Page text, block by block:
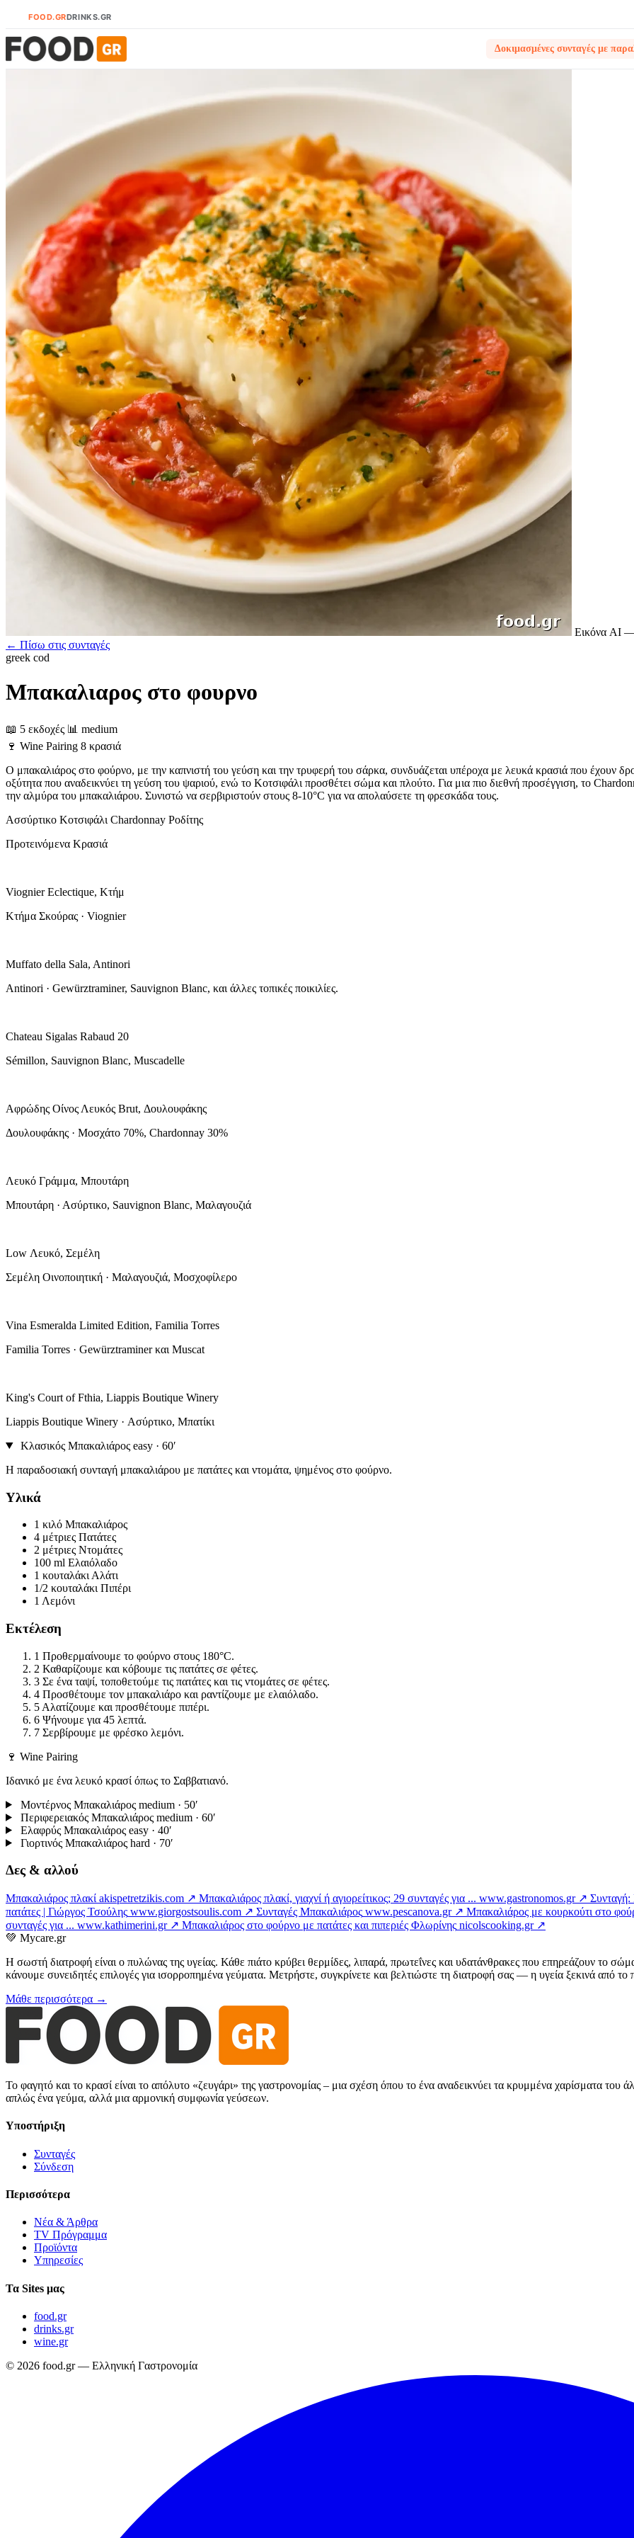
FOOD.GRDRINKS.GR
Δοκιμασμένες συνταγές με
Εικόνα AI —
← Πίσω στις συνταγές
greek cod
Μπακαλιαρος στο φουρνο
📖 5 εκδοχές 📊 medium
🍷 Wine Pairing 8 κρασιά
Ο μπακαλιάρος στο φούρνο, με την καπνιστή του γεύση και την τρυφερή του σάρκα, συνδυάζεται υπέροχα με λευκά κρασιά που έχουν
οξύτητα που αναδεικνύει τη γεύση του ψαριού, ενώ το Κοτσιφάλι προσθέτει σώμα και πλούτο. Για μια πιο διεθνή προσέγγιση, το
την αλμύρα του μπακαλιάρου. Συνιστώ να σερβιριστούν στους 8-10°C για να απολαύσετε τη φρεσκάδα τους.
Ασσύρτικο Κοτσιφάλι Chardonnay Ροδίτης
Προτεινόμενα Κρασιά
Viognier Eclectique, Κτήμ
Κτήμα Σκούρας · Viognier
Muffato della Sala, Antinori
Antinori · Gewürztraminer, Sauvignon Blanc, και άλλες τοπικές ποικιλίες.
Chateau Sigalas Rabaud 20
Sémillon, Sauvignon Blanc, Muscadelle
Αφρώδης Οίνος Λευκός Brut, Δουλουφάκης
Δουλουφάκης · Μοσχάτο 70%, Chardonnay 30%
Λευκό Γράμμα, Μπουτάρη
Μπουτάρη · Ασύρτικο, Sauvignon Blanc, Μαλαγουζιά
Low Λευκό, Σεμέλη
Σεμέλη Οινοποιητική · Μαλαγουζιά, Μοσχοφίλερο
Vina Esmeralda Limited Edition, Familia Torres
Familia Torres · Gewürztraminer και Muscat
King's Court of Fthia, Liappis Boutique Winery
Liappis Boutique Winery · Ασύρτικο, Μπατίκι
Κλασικός Μπακαλιάρος easy · 60′
Η παραδοσιακή συνταγή μπακαλιάρου με πατάτες και ντομάτα, ψημένος στο φούρνο.
Υλικά
1 κιλό Μπακαλιάρος
4 μέτριες Πατάτες
2 μέτριες Ντομάτες
100 ml Ελαιόλαδο
1 κουταλάκι Αλάτι
1/2 κουταλάκι Πιπέρι
1 Λεμόνι
Εκτέλεση
1 Προθερμαίνουμε το φούρνο στους 180°C.
2 Καθαρίζουμε και κόβουμε τις πατάτες σε φέτες.
3 Σε ένα ταψί, τοποθετούμε τις πατάτες και τις ντομάτες σε φέτες.
4 Προσθέτουμε τον μπακαλιάρο και ραντίζουμε με ελαιόλαδο.
5 Αλατίζουμε και προσθέτουμε πιπέρι.
6 Ψήνουμε για 45 λεπτά.
7 Σερβίρουμε με φρέσκο λεμόνι.
🍷 Wine Pairing
Ιδανικό με ένα λευκό κρασί όπως το Σαββατιανό.
Μοντέρνος Μπακαλιάρος medium · 50′
Περιφερειακός Μπακαλιάρος medium · 60′
Ελαφρύς Μπακαλιάρος easy · 40′
Γιορτινός Μπακαλιάρος hard · 70′
Δες & αλλού
Μπακαλιάρος πλακί akispetretzikis.com ↗ Μπακαλιάρος πλακί, γιαχνί ή αγιορείτικος; 29 συνταγές για ... www.gastronomos.gr ↗ Συνταγή:
πατάτες | Γιώργος Τσούλης www.giorgostsoulis.com ↗ Συνταγές Μπακαλιάρος www.pescanova.gr ↗ Μπακαλιάρος με κουρκούτι στο
συνταγές για ... www.kathimerini.gr ↗ Μπακαλιάρος στο φούρνο με πατάτες και πιπεριές Φλωρίνης nicolscooking.gr ↗
💚 Mycare.gr
Η σωστή διατροφή είναι ο πυλώνας της υγείας. Κάθε πιάτο κρύβει θερμίδες, λιπαρά, πρωτεΐνες και υδατάνθρακες που επηρεάζουν το
κάνουμε συνειδητές επιλογές για ισορροπημένα γεύματα. Μετρήστε, συγκρίνετε και βελτιώστε τη διατροφή σας — η υγεία ξεκινά από το
Μάθε περισσότερα →
Το φαγητό και το κρασί είναι το απόλυτο «ζευγάρι» της γαστρονομίας – μια σχέση όπου το ένα αναδεικνύει τα κρυμμένα χαρίσματα
απλώς ένα γεύμα, αλλά μια αρμονική συμφωνία γεύσεων.
Υποστήριξη
Συνταγές
Σύνδεση
Περισσότερα
Νέα & Άρθρα
TV Πρόγραμμα
Προϊόντα
Υπηρεσίες
Τα Sites μας
food.gr
drinks.gr
wine.gr
© 2026 food.gr — Ελληνική Γαστρονομία